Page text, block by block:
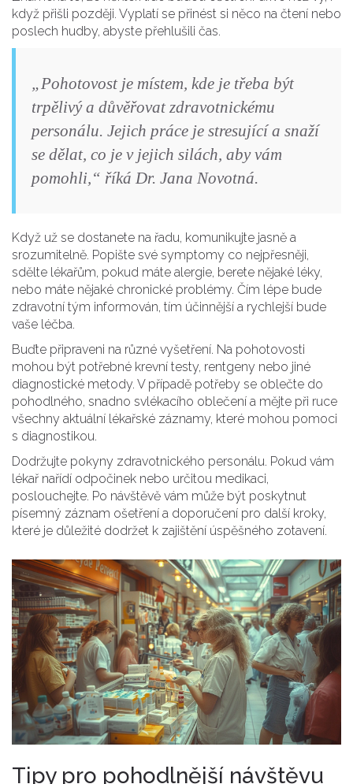
když přišli později. Vyplatí se přinést si něco na čtení nebo
poslech hudby, abyste přehlušili čas.
„Pohotovost je místem, kde je třeba být
trpělivý a důvěřovat zdravotnickému
personálu. Jejich práce je stresující a snaží
se dělat, co je v jejich silách, aby vám
pomohli,“ říká Dr. Jana Novotná.
Když už se dostanete na řadu, komunikujte jasně a
srozumitelně. Popište své symptomy co nejpřesněji,
sdělte lékařům, pokud máte alergie, berete nějaké léky,
nebo máte nějaké chronické problémy. Čím lépe bude
zdravotní tým informován, tím účinnější a rychlejší bude
vaše léčba.
Buďte připraveni na různé vyšetření. Na pohotovosti
mohou být potřebné krevní testy, rentgeny nebo jiné
diagnostické metody. V případě potřeby se oblečte do
pohodlného, snadno svlékacího oblečení a mějte při ruce
všechny aktuální lékařské záznamy, které mohou pomoci
s diagnostikou.
Dodržujte pokyny zdravotnického personálu. Pokud vám
lékař nařídí odpočinek nebo určitou medikaci,
poslouchejte. Po návštěvě vám může být poskytnut
písemný záznam ošetření a doporučení pro další kroky,
které je důležité dodržet k zajištění úspěšného zotavení.
Tipy pro pohodlnější návštěvu